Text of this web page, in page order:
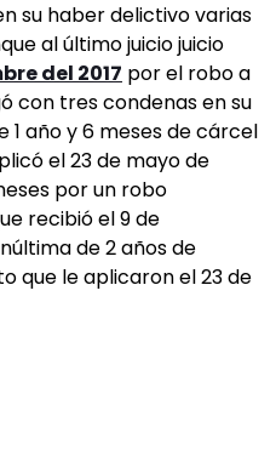
su haber delictivo varias
al último juicio juicio
del 2017 por el robo a
con tres condenas en su
1 año y 6 meses de cárcel
el 23 de mayo de
por un robo
recibió el 9 de
de 2 años de
que le aplicaron el 23 de